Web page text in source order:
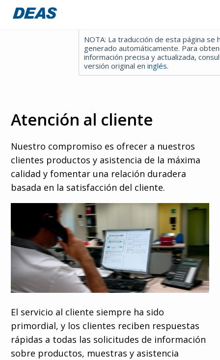
Select your
language
Buscar en
FlowOne
Hydraltis
NAIR
Contácteno
s
NOTA: La traducción de esta página se
generado automáticamente. Para
información precisa y actualizada,
versión original en inglés.
Atención al cliente
Nuestro compromiso es ofrecer a nuestros
clientes productos y asistencia de la máxima
calidad y fomentar una relación duradera
basada en la satisfacción del cliente.
El servicio al cliente siempre ha sido
primordial, y los clientes reciben respuestas
rápidas a todas las solicitudes de información
sobre productos, muestras y asistencia